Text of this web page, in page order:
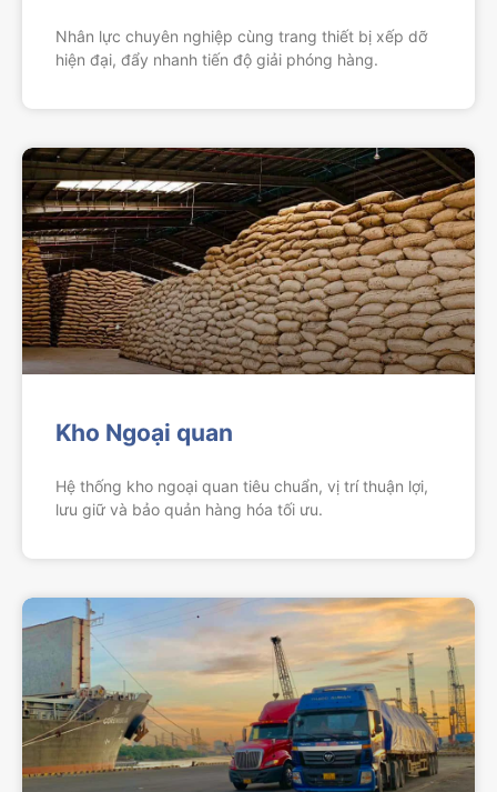
Nhân lực chuyên nghiệp cùng trang thiết bị xếp dỡ
hiện đại, đẩy nhanh tiến độ giải phóng hàng.
Kho Ngoại quan
Hệ thống kho ngoại quan tiêu chuẩn, vị trí thuận lợi,
lưu giữ và bảo quản hàng hóa tối ưu.